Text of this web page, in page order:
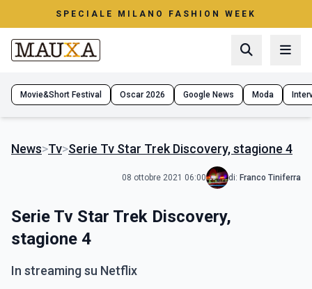
SPECIALE MILANO FASHION WEEK
Movie&Short Festival Oscar 2026 Google News Moda
News>Tv>Serie Tv Star Trek Discovery, stagione 4
08 ottobre 2021 06:00 di: Franco Tiniferra
Serie Tv Star Trek Discovery,
stagione 4
In streaming su Netflix